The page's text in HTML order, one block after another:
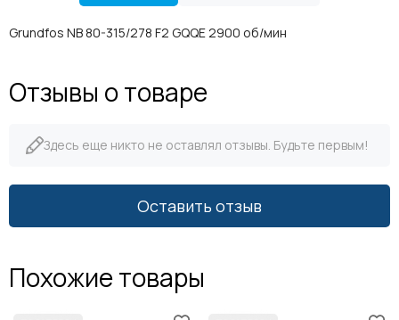
Grundfos NB 80-315/278 F2 GQQE 2900 об/мин
Отзывы о товаре
Здесь еще никто не оставлял отзывы. Будьте первым!
Оставить отзыв
Похожие товары